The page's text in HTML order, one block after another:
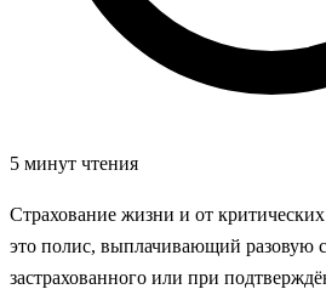
5 минут чтения
Страхование жизни и от
это полис, выплачивающий разовую
застрахованного или при